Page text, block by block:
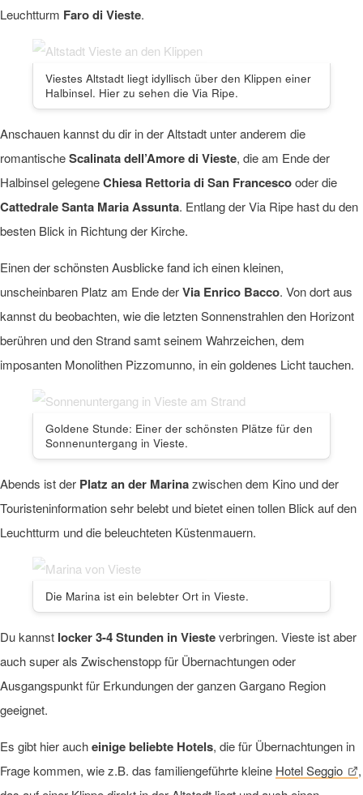
Leuchtturm Faro di Vieste.
Viestes Altstadt liegt idyllisch über den Klippen einer
Halbinsel. Hier zu sehen die Via Ripe.
Anschauen kannst du dir in der Altstadt unter anderem die
romantischeScalinata dell’Amore di Vieste, die am Ende der
Halbinsel gelegeneChiesa Rettoria di San Francescooder die
Cattedrale Santa Maria Assunta. Entlang der Via Ripe hast du den
besten Blick in Richtung der Kirche.
Einen der schönsten Ausblicke fand ich einen kleinen,
unscheinbaren Platz am Ende derVia Enrico Bacco. Von dort aus
kannst du beobachten, wie die letzten Sonnenstrahlen den Horizont
berühren und den Strand samt seinem Wahrzeichen, dem
imposanten Monolithen Pizzomunno, in ein goldenes Licht tauchen.
Goldene Stunde: Einer der schönsten Plätze für den
Sonnenuntergang in Vieste.
Abends ist der Platz an der Marinazwischen dem Kino und der
Touristeninformation sehr belebt und bietet einen tollen Blick auf den
Leuchtturm und die beleuchteten Küstenmauern.
Die Marina ist ein belebter Ort in Vieste.
Du kannst locker 3-4 Stunden in Viesteverbringen. Vieste ist aber
auch super als Zwischenstopp für Übernachtungen oder
Ausgangspunkt für Erkundungen der ganzen Gargano Region
geeignet.
Es gibt hier aucheinige beliebte Hotels, die für Übernachtungen in
Frage kommen, wie z.B. das familiengeführte kleine Hotel Seggio
,